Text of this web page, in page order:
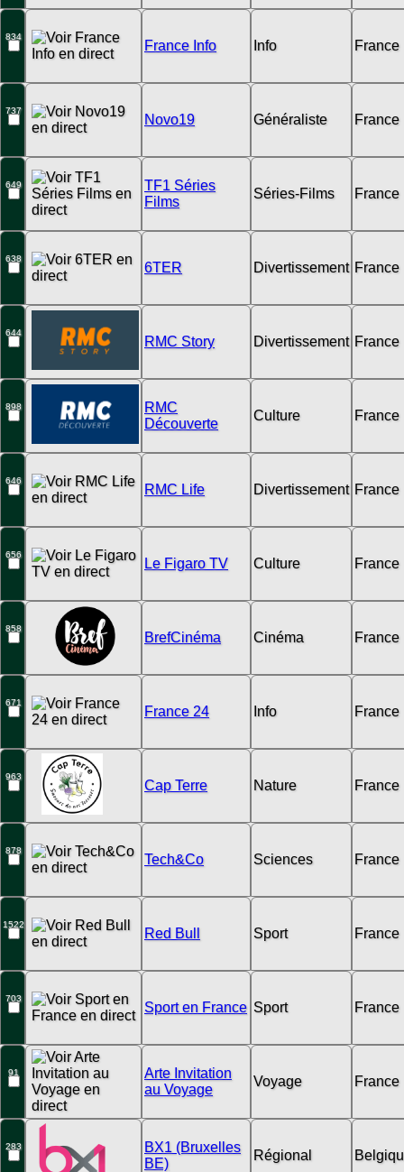
834
France Info Info France
737
Novo19 Généraliste France
649
TF1 Séries
Films
Séries-Films France
638
6TER Divertissement France
644
RMC Story Divertissement France
898
RMC
Découverte
Culture France
646
RMC Life Divertissement France
656
Le Figaro TV Culture France
858
BrefCinéma Cinéma France
671
France 24 Info France
963
Cap Terre Nature France
878
Tech&Co Sciences France
1522
Red Bull Sport France
703
Sport en France Sport France
91
Arte Invitation
au Voyage
Voyage France
283
BX1 (Bruxelles
BE)
Régional